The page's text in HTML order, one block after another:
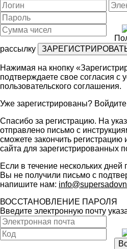
рассылку
Нажимая на кнопку
подтверждаете свое согласия с
пользовательского соглашения.
Уже зарегистрированы? Войдите
Спасибо за регистрацию. На
отправлено письмо с
сможете закончить регистрацию
сайта для зарегистрированных
Если в течение нескольких
Вы не получили письмо с
напишите нам:
ВОССТАНОВЛЕНИЕ ПАРОЛЯ
Введите электронную почту